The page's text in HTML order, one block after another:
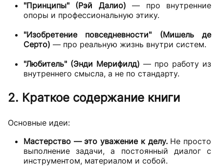
"Принципы" (Рэй Далио) — про внутренние
опоры и профессиональную этику.
"Изобретение повседневности" (Мишель де
Серто) — про реальную жизнь внутри систем.
"Любитель" (Энди Мерифилд) — про работу из
внутреннего смысла, а не по стандарту.
2. Краткое содержание книги
Основные идеи:
Мастерство — это уважение к делу.Не просто
выполнение задачи, а постоянный диалог с
инструментом, материалом и собой.